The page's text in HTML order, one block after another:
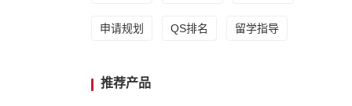
申请规划 QS排名 留学指导
推荐产品